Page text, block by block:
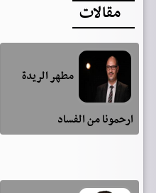
مقالات
مطهر الريدة
ارحمونا من الفساد